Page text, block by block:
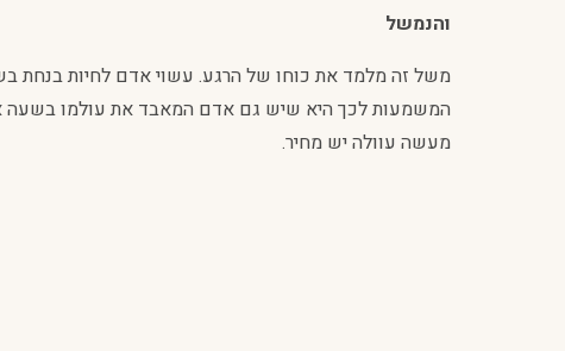
והנמשל
משל זה מלמד את כוחו של הרגע. עשוי אדם לחיות בנחת
המשמעות לכך היא שיש גם אדם המאבד את עולמו בשעה
מעשה עוולה יש מחיר.